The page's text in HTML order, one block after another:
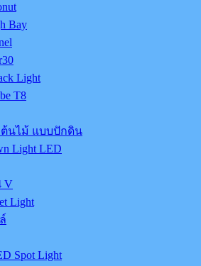
Bay
Light
T8
นไม้ แบบปักดิน
Light LED
V
Light
Spot Light